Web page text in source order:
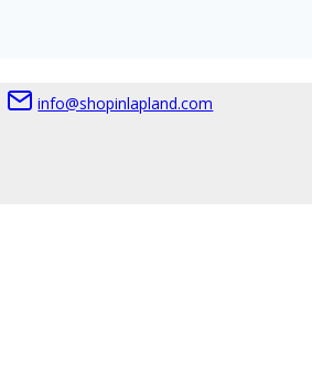
info@shopinlapland.com